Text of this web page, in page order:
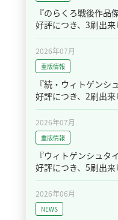
『のらくろ戦後作品
好評につき、3刷出来
2026年07月
重版情報
『続・ウィトゲンシ
好評につき、2刷出来
2026年07月
重版情報
『ウィトゲンシュタ
好評につき、5刷出来
2026年06月
NEWS